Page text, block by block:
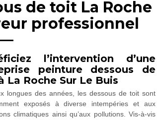
de toit La Roche
professionnel
l’intervention d’une
peinture dessous de
La Roche Sur Le Buis
longues des années, les dessous de toit sont
exposés à diverse intempéries et aux
climatiques ainsi qu’aux pollutions. Vis-à-vis